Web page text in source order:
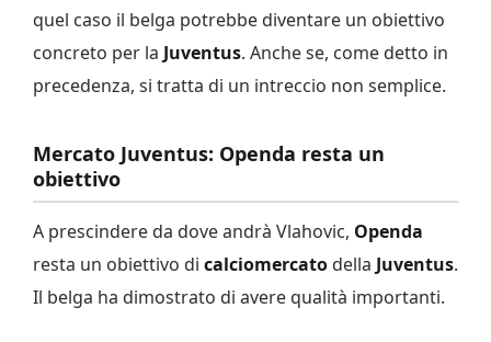
quel caso il belga potrebbe diventare un obiettivo
concreto per la Juventus. Anche se, come detto in
precedenza, si tratta di un intreccio non semplice.
Mercato Juventus: Openda resta un
obiettivo
A prescindere da dove andrà Vlahovic, Openda
resta un obiettivo di calciomercato della Juventus.
Il belga ha dimostrato di avere qualità importanti.